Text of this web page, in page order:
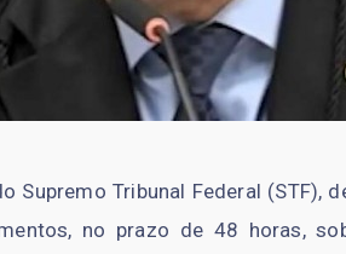
Supremo Tribunal Federal (STF),
no prazo de 48 horas,